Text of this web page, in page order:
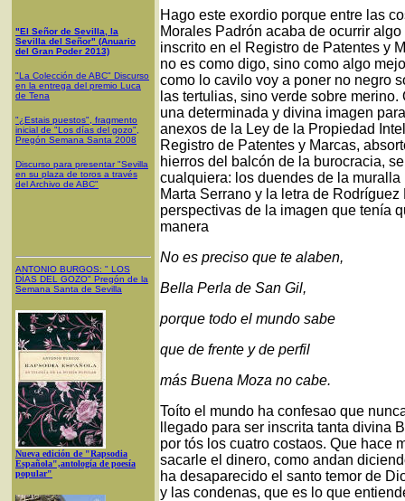
"El Señor de Sevilla, la
Sevilla del Señor" (Anuario
del Gran Poder 2013)
"La Colección de ABC" Discurso
en la entrega del premio Luca
de Tena
"¿Estais puestos", fragmento
inicial de "Los días del gozo",
Pregón Semana Santa 2008
Discurso para presentar "Sevilla
en su plaza de toros a través
del Archivo de ABC"
ANTONIO BURGOS: " LOS
DÍAS DEL GOZO" Pregón de la
Semana Santa de Sevilla
Nueva edición de "Rapsodia
Española",antología de poesía
popular"
Hago este exordio porque entre las
Morales Padrón acaba de ocurrir
inscrito en el Registro de Patentes y
no es como digo, sino como algo
como lo cavilo voy a poner no negro
las tertulias, sino verde sobre
una determinada y divina imagen
anexos de la Ley de la Propiedad
Registro de Patentes y Marcas,
hierros del balcón de la burocracia,
cualquiera: los duendes de la
Marta Serrano y la letra de
perspectivas de la imagen que tenía
manera
No es preciso que te alaben,
Bella Perla de San Gil,
porque todo el mundo sabe
que de frente y de perfil
más Buena Moza no cabe.
Toíto el mundo ha confesao que
llegado para ser inscrita tanta divina
por tós los cuatro costaos. Que hace
sacarle el dinero, como andan
ha desaparecido el santo temor de
y las condenas, que es lo que